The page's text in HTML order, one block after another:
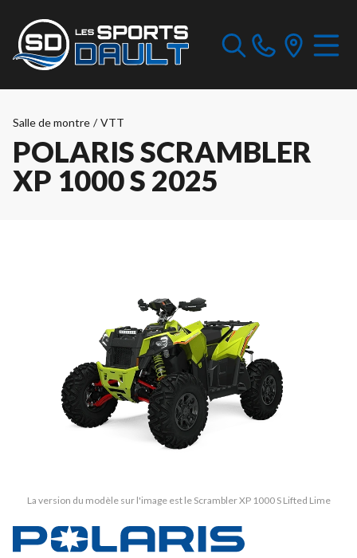
Salle de montre / VTT
POLARIS SCRAMBLER
XP 1000 S 2025
La version du modèle sur l'image est le Scrambler XP 1000 S Lifted Lime